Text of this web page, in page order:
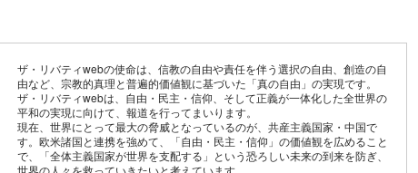
ザ・リバティwebの使命は、信教の自由や責任を伴う選択の自由、創造の自
由など、宗教的真理と普遍的価値観に基づいた「真の自由」の実現です。
ザ・リバティwebは、自由・民主・信仰、そして正義が一体化した全世界の
平和の実現に向けて、報道を行ってまいります。
現在、世界にとって最大の脅威となっているのが、共産主義国家・中国で
す。欧米諸国と連携を強めて、「自由・民主・信仰」の価値観を広めること
で、「全体主義国家が世界を支配する」という恐ろしい未来の到来を防ぎ、
世界の人々を救っていきたいと考えています。